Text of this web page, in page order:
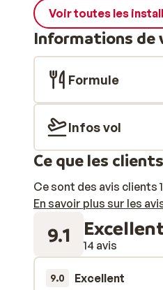
Voir toutes les
Informations de
Formule
Infos vol
Ce que les
Ce sont des avis
En savoir plus sur les
9.1 14 avis
9.0 Excellent